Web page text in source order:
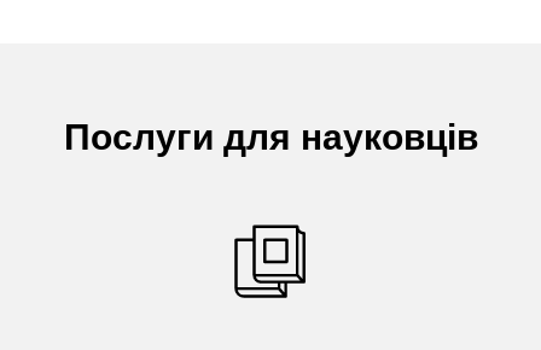
Послуги для науковців